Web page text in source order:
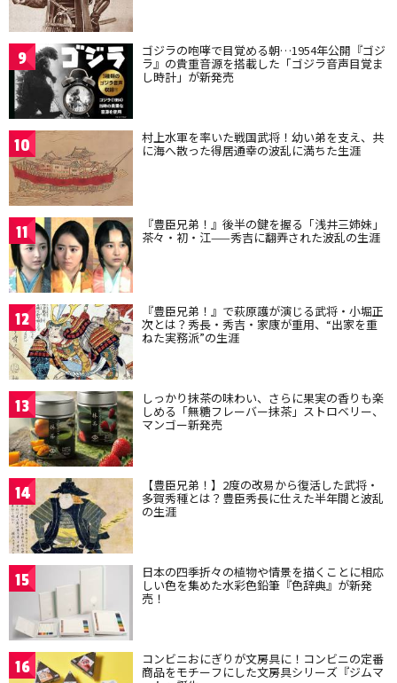
9 ゴジラの咆哮で目覚める朝…1954年公開『ゴジ
ラ』の貴重音源を搭載した「ゴジラ音声目覚ま
し時計」が新発売
10 村上水軍を率いた戦国武将！幼い弟を支え、共
に海へ散った得居通幸の波乱に満ちた生涯
11 『豊臣兄弟！』後半の鍵を握る「浅井三姉妹」
茶々・初・江——秀吉に翻弄された波乱の生涯
12 『豊臣兄弟！』で萩原護が演じる武将・小堀正
次とは？秀長・秀吉・家康が重用、“出家を重
ねた実務派”の生涯
13 しっかり抹茶の味わい、さらに果実の香りも楽
しめる「無糖フレーバー抹茶」ストロベリー、
マンゴー新発売
14 【豊臣兄弟！】2度の改易から復活した武将・
多賀秀種とは？豊臣秀長に仕えた半年間と波乱
の生涯
15 日本の四季折々の植物や情景を描くことに相応
しい色を集めた水彩色鉛筆『色辞典』が新発
売！
16 コンビニおにぎりが文房具に！コンビニの定番
商品をモチーフにした文房具シリーズ『ジムマ